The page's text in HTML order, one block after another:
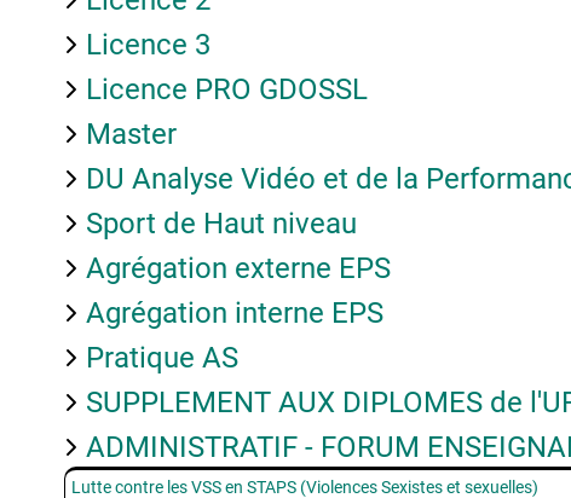
Licence 3
Licence PRO GDOSSL
Master
DU Analyse Vidéo et de la
Sport de Haut niveau
Agrégation externe EPS
Agrégation interne EPS
Pratique AS
SUPPLEMENT AUX DIPLOMES de
ADMINISTRATIF - FORUM
Lutte contre les VSS en STAPS (Violences Sexistes et sexuelles)